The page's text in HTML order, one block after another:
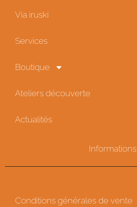
Via iruski
Services
Boutique
Ateliers découverte
Actualités
Informations
Conditions générales de vente